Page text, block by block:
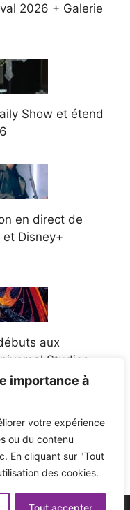
importance à
votre expérience
ou du contenu
En cliquant sur "Tout
des cookies.
Tout accepter
2026 + Galerie
Show et étend
en direct de
Disney+
aux
Studios
l'Ohio après la